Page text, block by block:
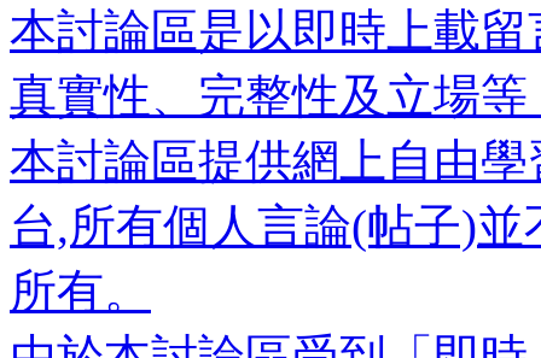
本討論區是以即時上載
真實性、完整性及立場
本討論區提供網上自由
台,所有個人言論(帖子)
所有。